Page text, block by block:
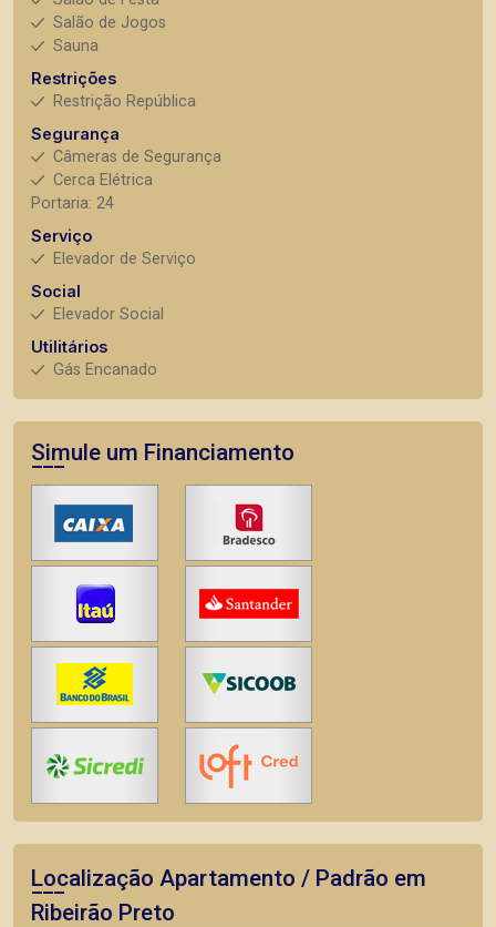
Salão de Jogos
Sauna
Restrições
Restrição República
Segurança
Câmeras de Segurança
Cerca Elétrica
Portaria: 24
Serviço
Elevador de Serviço
Social
Elevador Social
Utilitários
Gás Encanado
Simule um Financiamento
Localização Apartamento / Padrão em
Ribeirão Preto